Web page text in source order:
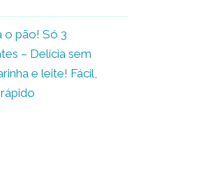
o pão! Só 3
– Delícia sem
e leite! Fácil,